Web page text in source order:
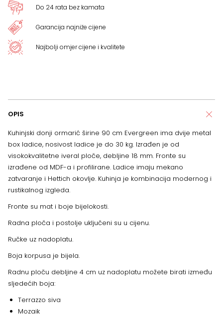
količina Do 24 rata bez kamata
Garancija najniže cijene
Najbolji omjer cijene i kvalitete
OPIS
Kuhinjski donji ormarić širine 90 cm Evergreen ima dvije metal
box ladice, nosivost ladice je do 30 kg. Izrađen je od
visokokvalitetne iveral ploče, debljine 18 mm. Fronte su
izrađene od MDF-a i profilirane. Ladice imaju mekano
zatvaranje i Hettich okovlje. Kuhinja je kombinacija modernog i
rustikalnog izgleda.
Fronte su mat i boje bijelokosti.
Radna ploča i postolje uključeni su u cijenu.
Ručke uz nadoplatu.
Boja korpusa je bijela.
Radnu ploču debljine 4 cm uz nadoplatu možete birati između
sljedećih boja:
Terrazzo siva
Mozaik